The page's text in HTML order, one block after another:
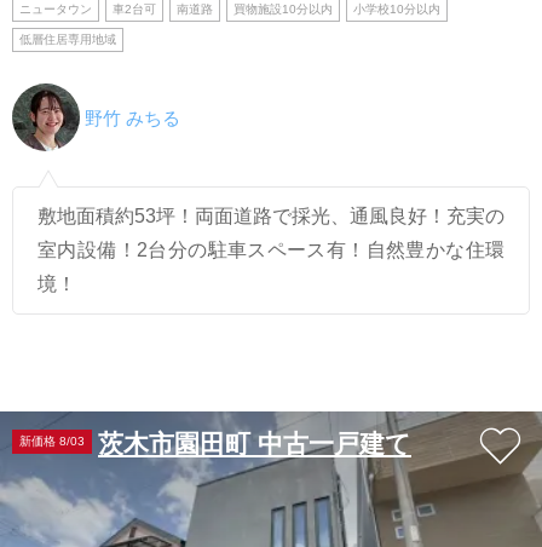
ニュータウン 車2台可 南道路 買物施設10分以内 小学校10分以内
低層住居専用地域
野竹 みちる
敷地面積約53坪！両面道路で採光、通風良好！充実の
室内設備！2台分の駐車スペース有！自然豊かな住環
境！
新価格 8/03 茨木市園田町 中古一戸建て